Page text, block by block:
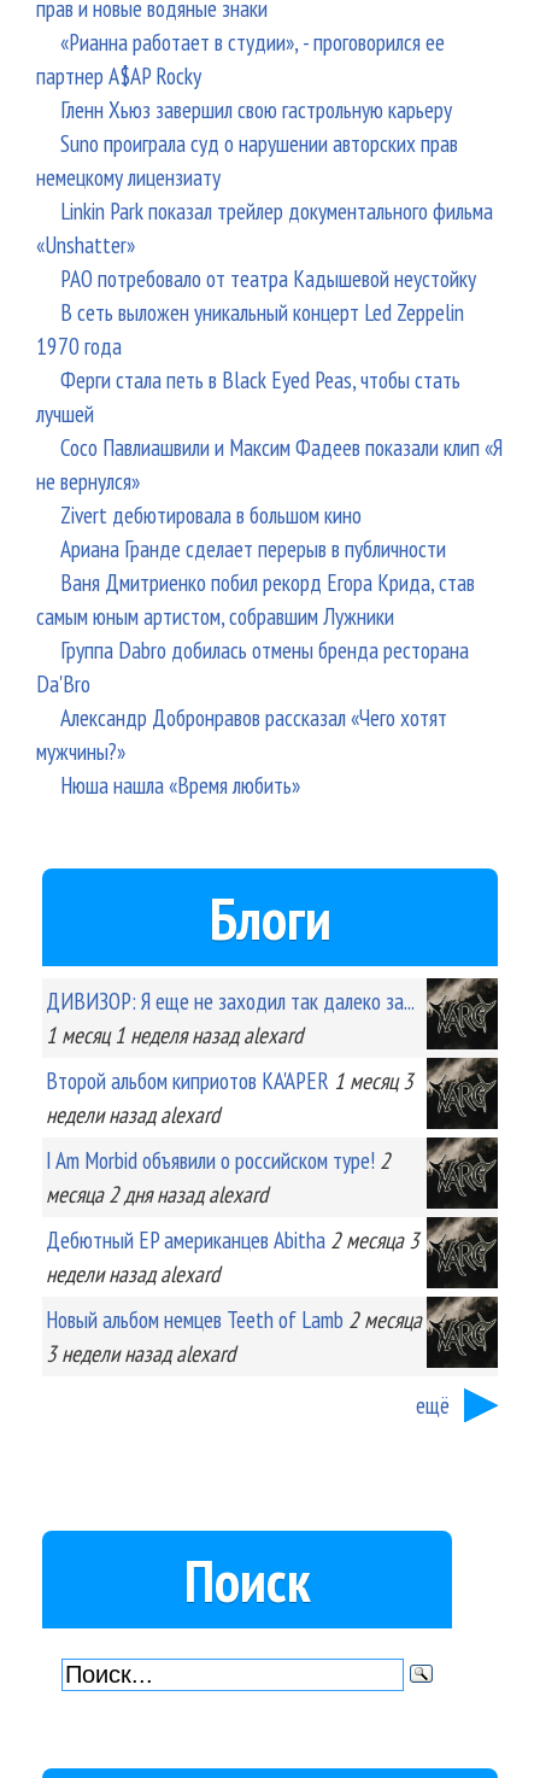
прав и новые водяные знаки
«Рианна работает в студии», - проговорился ее
партнер A$AP Rocky
Гленн Хьюз завершил свою гастрольную карьеру
Suno проиграла суд о нарушении авторских прав
немецкому лицензиату
Linkin Park показал трейлер документального фильма
«Unshatter»
РАО потребовало от театра Кадышевой неустойку
В сеть выложен уникальный концерт Led Zeppelin
1970 года
Ферги стала петь в Black Eyed Peas, чтобы стать
лучшей
Сосо Павлиашвили и Максим Фадеев показали клип «Я
не вернулся»
Zivert дебютировала в большом кино
Ариана Гранде сделает перерыв в публичности
Ваня Дмитриенко побил рекорд Егора Крида, став
самым юным артистом, собравшим Лужники
Группа Dabro добилась отмены бренда ресторана
Da'Bro
Александр Добронравов рассказал «Чего хотят
мужчины?»
Нюша нашла «Время любить»
Блоги
ДИВИЗОР: Я еще не заходил так далеко за...
1 месяц 1 неделяназад alexard
Второй альбом киприотов KA'APER 1 месяц 3
неделиназад alexard
I Am Morbid объявили о российском туре! 2
месяца 2 дняназад alexard
Дебютный EP американцев Abitha 2 месяца 3
неделиназад alexard
Новый альбом немцев Teeth of Lamb 2 месяца
3 неделиназад alexard
ещё
Поиск